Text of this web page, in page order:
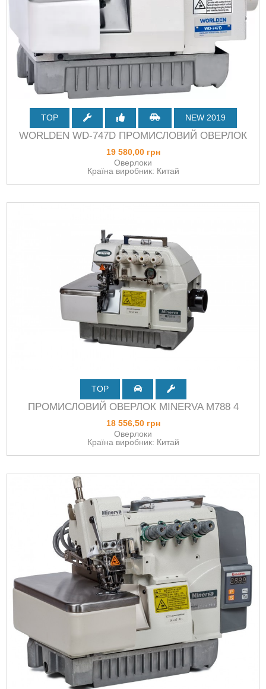
TOP NEW 2019
WORLDEN WD-747D ПРОМИСЛОВИЙ ОВЕРЛОК
19 580,00 грн
Оверлоки
Країна виробник: Китай
TOP
ПРОМИСЛОВИЙ ОВЕРЛОК MINERVA M788 4
18 556,50 грн
Оверлоки
Країна виробник: Китай